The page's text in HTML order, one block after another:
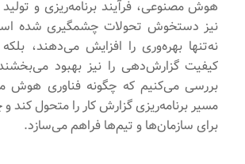
هوش مصنوعی، فرآیند برنامه‌ریزی و
نیز دستخوش تحولات چشمگیری شده
نه‌تنها بهره‌وری را افزایش می‌دهند،
کیفیت گزارش‌دهی را نیز بهبود
بررسی می‌کنیم که چگونه فناوری هوش
مسیر برنامه‌ریزی گزارش‌ کار را متحول کند
برای سازمان‌ها و تیم‌ها فراهم می‌سازد.